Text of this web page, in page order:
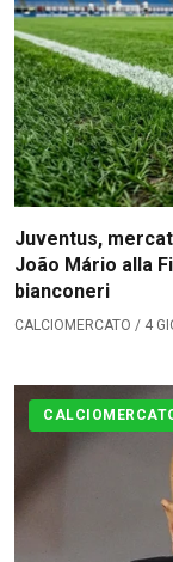
Juventus,
João Mário alla
bianconeri
CALCIOMERCATO / 4